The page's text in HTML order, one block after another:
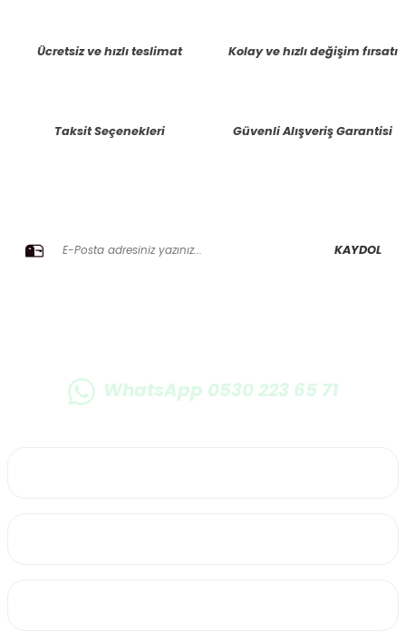
Ücretsiz ve hızlı teslimat Kolay ve hızlı değişim fırsatı
Taksit Seçenekleri Güvenli Alışveriş Garantisi
KAYDOL
WhatsApp 0530 223 65 71